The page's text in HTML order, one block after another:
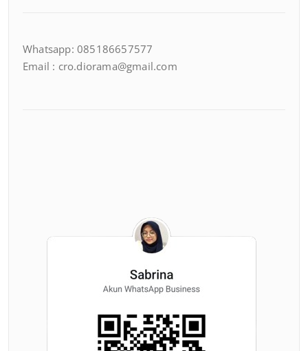
Whatsapp: 085186657577
Email : cro.diorama@gmail.com